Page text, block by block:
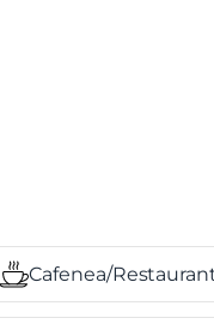
Cafenea/